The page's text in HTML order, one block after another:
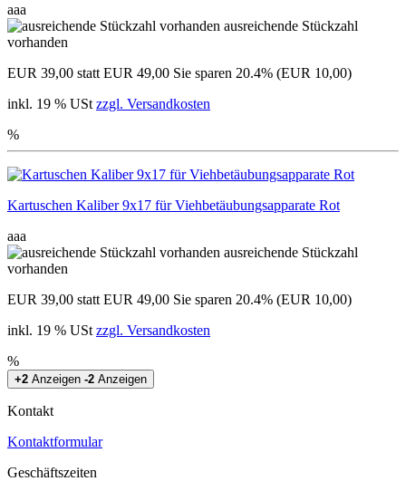
aaa
ausreichende Stückzahl
vorhanden
EUR 39,00 statt EUR 49,00 Sie sparen 20.4% (EUR 10,00)
inkl. 19 % USt zzgl. Versandkosten
%
Kartuschen Kaliber 9x17 für Viehbetäubungsapparate Rot
aaa
ausreichende Stückzahl
vorhanden
EUR 39,00 statt EUR 49,00 Sie sparen 20.4% (EUR 10,00)
inkl. 19 % USt zzgl. Versandkosten
%
+2 Anzeigen -2 Anzeigen
Kontakt
Kontaktformular
Geschäftszeiten